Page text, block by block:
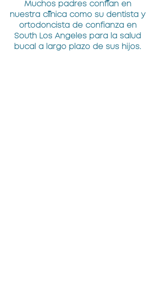
Muchos padres confían en
nuestra clínica como su dentista y
ortodoncista de confianza en
South Los Angeles para la salud
bucal a largo plazo de sus hijos.